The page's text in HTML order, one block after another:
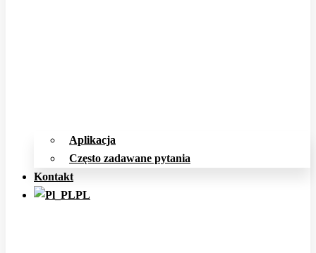
Aplikacja
Często zadawane pytania
Kontakt
PL